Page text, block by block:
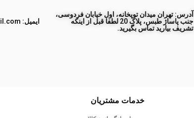
آدرس: تهران میدان توپخانه، اول خیابان فردوسی،
جنب پاساژ طبس، پلاک 20 لطفا قبل از اینکه
تشریف بیارید تماس بگیرید.
ایمیل: momenpakhsh1@gmail.com
خدمات مشتریان